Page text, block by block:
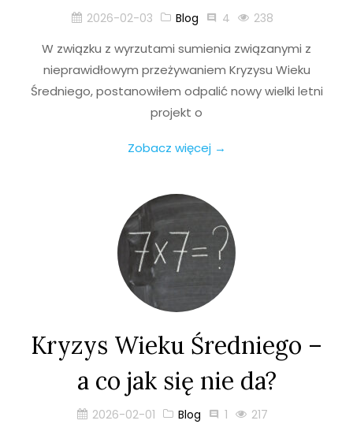
2026-02-03 Blog 4 238
W związku z wyrzutami sumienia związanymi z
nieprawidłowym przeżywaniem Kryzysu Wieku
Średniego, postanowiłem odpalić nowy wielki letni
projekt o
Zobacz więcej →
Kryzys Wieku Średniego –
a co jak się nie da?
2026-02-01 Blog 1 217